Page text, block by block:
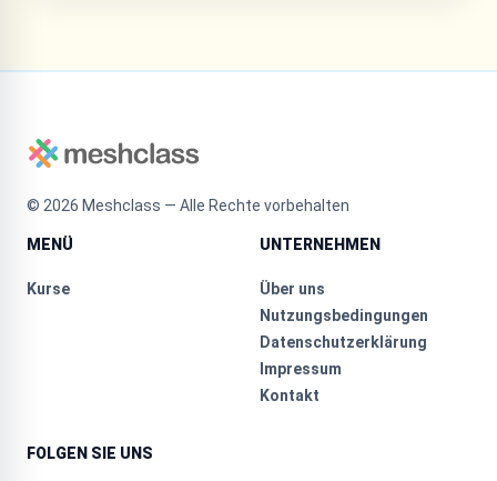
© 2026 Meshclass — Alle Rechte vorbehalten
MENÜ
Kurse
UNTERNEHMEN
Über uns
Nutzungsbedingungen
Datenschutzerklärung
Impressum
Kontakt
FOLGEN SIE UNS